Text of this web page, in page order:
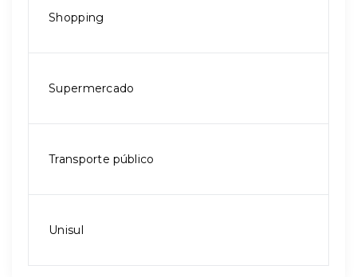
Shopping
Supermercado
Transporte público
Unisul